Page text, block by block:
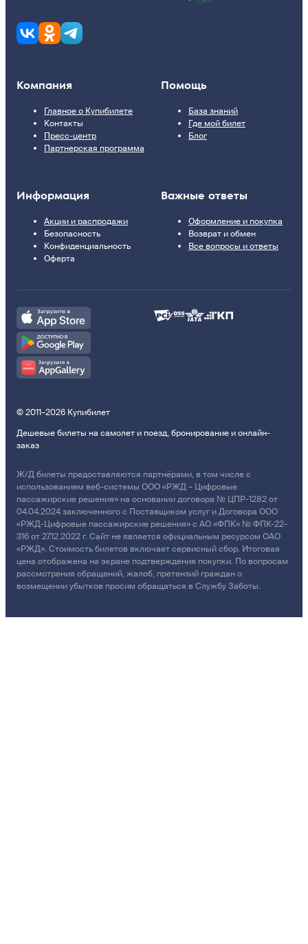
Компания
Главное о Купибилете
Контакты
Пресс-центр
Партнерская программа
Помощь
База знаний
Где мой билет
Блог
Информация
Акции и распродажи
Безопасность
Конфиденциальность
Оферта
Важные ответы
Оформление и покупка
Возврат и обмен
Все вопросы и ответы
© 2011–2026 Купибилет
Дешевые билеты на самолет и поезд, бронирование и онлайн-
заказ
Ж/Д билеты предоставляются партнёрами, в том числе с
использованием веб-системы ООО «РЖД – Цифровые
пассажирские решения» на основании договора № ЦПР-1282 от
04.04.2024 заключенного с Поставщиком услуг и Договора ООО
«РЖД-Цифровые пассажирские решения» с АО «ФПК» № ФПК-22-
316 от 27.12.2022 г. Сайт не является официальным ресурсом ОАО
«РЖД». Стоимость билетов включает сервисный сбор. Итоговая
цена отображена на экране подтверждения покупки. По вопросам
рассмотрения обращений, жалоб, претензий граждан о
возмещении убытков просим обращаться в Службу Заботы.